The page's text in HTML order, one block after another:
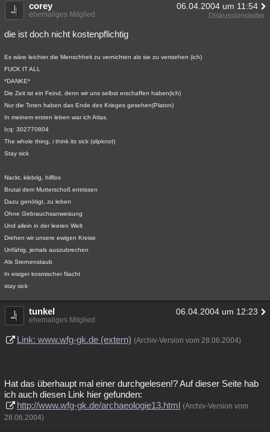
corey 06.04.2004 um 11:54
ehemaliges Mitglied Diskussionsleiter
die ist doch nicht kostenpflichtig
Es wäre leichter die Menschheit zu vernichten als sie zu verstehen (ich)
FUCK IT ALL
*DANKE*
Die Zeit ist ein Feind, denn wir uns selbst erschaffen haben(ich)
Nur die Toten haben das Ende des Krieges gesehen(Platon)
In meinem ersten leben war ich Atlas.
Icq: 302770804
The whole thing, i think its sick (slipknot)
Stay sick
Nackt, klebrig, hilflos
Brutal dem Mutterschoß entrissen
Dazu genötigt, zu leben
Ohne Gebrauchsanweisung
Und allein in der leeren Welt
Drehen wir unsere ewigen Kreise
Unfähig, jemals auszubrechen
Als Sternenstaub
In eisiger kosmischer Nacht
stay sick
tunkel 06.04.2004 um 12:23
ehemaliges Mitglied
Link: www.wfg-gk.de (extern) (Archiv-Version vom 28.06.2004)
Hat das überhaupt mal einer durchgelesen!? Auf dieser Seite hab
ich auch diesen Link hier gefunden:
http://www.wfg-gk.de/archaeologie13.html (Archiv-Version vom
28.06.2004)